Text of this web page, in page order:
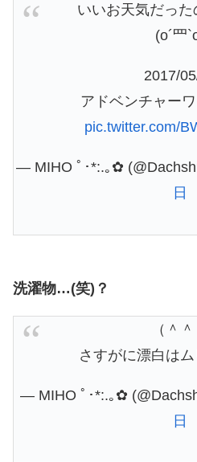
いいお天気だった
(o´罒
2017/
アドベンチャー
pic.twitter.com/
— MIHO ﾟ･*:.｡✿
日
洗濯物…(笑)？
（＾＾
さすがに漂白はム
— MIHO ﾟ･*:.｡✿
日